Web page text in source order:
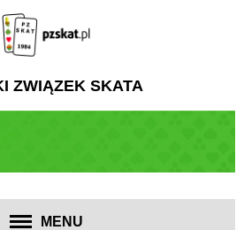
ZWIĄZEK SKATA
MENU